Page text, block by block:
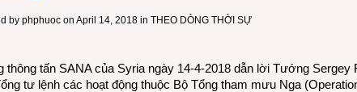
by phphuoc on April 14, 2018 in THEO DÒNG THỜI SỰ
thông tấn SANA của Syria ngày 14-4-2018 dẫn lời Tướng
tư lệnh các hoạt động thuộc Bộ Tổng tham mưu Nga